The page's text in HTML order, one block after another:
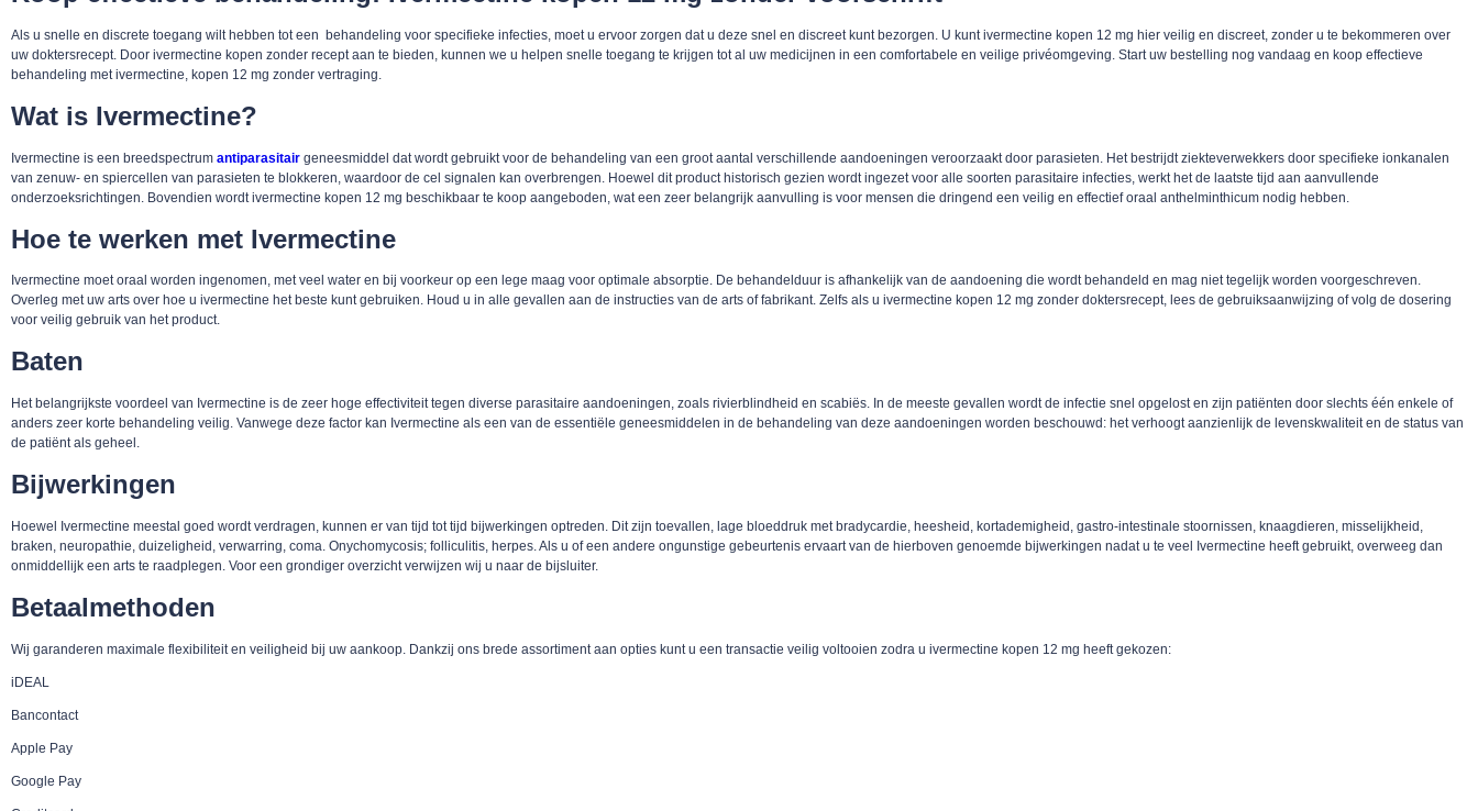
Als u snelle en discrete toegang wilt hebben tot een behandeling voor specifieke infecties, moet u ervoor zorgen dat u deze snel en discreet kunt bezorgen. U kunt ivermectine kopen 12 mg hier veilig en discreet, zonder u te bekommeren over
uw doktersrecept. Door ivermectine kopen zonder recept aan te bieden, kunnen we u helpen snelle toegang te krijgen tot al uw medicijnen in een comfortabele en veilige privéomgeving. Start uw bestelling nog vandaag en koop effectieve
behandeling met ivermectine, kopen 12 mg zonder vertraging.
Wat is Ivermectine?
Ivermectine is een breedspectrum antiparasitair geneesmiddel dat wordt gebruikt voor de behandeling van een groot aantal verschillende aandoeningen veroorzaakt door parasieten. Het bestrijdt ziekteverwekkers door specifieke ionkanalen
van zenuw- en spiercellen van parasieten te blokkeren, waardoor de cel signalen kan overbrengen. Hoewel dit product historisch gezien wordt ingezet voor alle soorten parasitaire infecties, werkt het de laatste tijd aan aanvullende
onderzoeksrichtingen. Bovendien wordt ivermectine kopen 12 mg beschikbaar te koop aangeboden, wat een zeer belangrijk aanvulling is voor mensen die dringend een veilig en effectief oraal anthelminthicum nodig hebben.
Hoe te werken met Ivermectine
Ivermectine moet oraal worden ingenomen, met veel water en bij voorkeur op een lege maag voor optimale absorptie. De behandelduur is afhankelijk van de aandoening die wordt behandeld en mag niet tegelijk worden voorgeschreven.
Overleg met uw arts over hoe u ivermectine het beste kunt gebruiken. Houd u in alle gevallen aan de instructies van de arts of fabrikant. Zelfs als u ivermectine kopen 12 mg zonder doktersrecept, lees de gebruiksaanwijzing of volg de dosering
voor veilig gebruik van het product.
Baten
Het belangrijkste voordeel van Ivermectine is de zeer hoge effectiviteit tegen diverse parasitaire aandoeningen, zoals rivierblindheid en scabiës. In de meeste gevallen wordt de infectie snel opgelost en zijn patiënten door slechts één enkele of
anders zeer korte behandeling veilig. Vanwege deze factor kan Ivermectine als een van de essentiële geneesmiddelen in de behandeling van deze aandoeningen worden beschouwd: het verhoogt aanzienlijk de levenskwaliteit en de status van
de patiënt als geheel.
Bijwerkingen
Hoewel Ivermectine meestal goed wordt verdragen, kunnen er van tijd tot tijd bijwerkingen optreden. Dit zijn toevallen, lage bloeddruk met bradycardie, heesheid, kortademigheid, gastro-intestinale stoornissen, knaagdieren, misselijkheid,
braken, neuropathie, duizeligheid, verwarring, coma. Onychomycosis; folliculitis, herpes. Als u of een andere ongunstige gebeurtenis ervaart van de hierboven genoemde bijwerkingen nadat u te veel Ivermectine heeft gebruikt, overweeg dan
onmiddellijk een arts te raadplegen. Voor een grondiger overzicht verwijzen wij u naar de bijsluiter.
Betaalmethoden
Wij garanderen maximale flexibiliteit en veiligheid bij uw aankoop. Dankzij ons brede assortiment aan opties kunt u een transactie veilig voltooien zodra u ivermectine kopen 12 mg heeft gekozen:
iDEAL
Bancontact
Apple Pay
Google Pay